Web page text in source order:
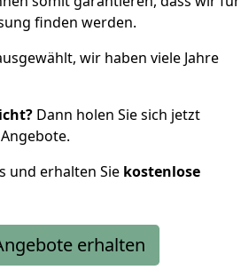
finden werden.
wir haben viele Jahre
Dann holen Sie sich jetzt
und erhalten Sie kostenlose
erhalten